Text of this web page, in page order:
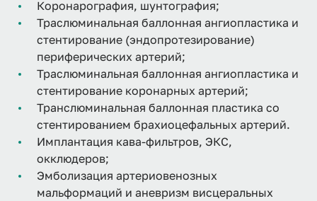
Коронарография, шунтография;
Траслюминальная баллонная ангиопластика и
стентирование (эндопротезирование)
периферических артерий;
Траслюминальная баллонная ангиопластика и
стентирование коронарных артерий;
Транслюминальная баллонная пластика со
стентированием брахиоцефальных артерий.
Имплантация кава-фильтров, ЭКС,
окклюдеров;
Эмболизация артериовенозных
мальформаций и аневризм висцеральных